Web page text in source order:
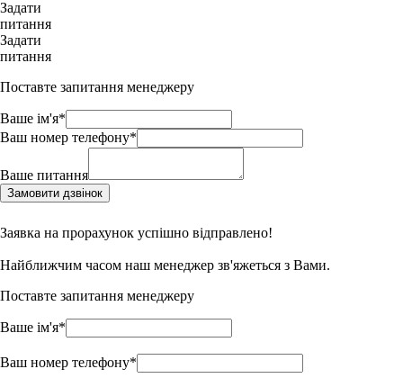
Задати
питання
Задати
питання
Поставте запитання менеджеру
Ваше ім'я*
Ваш номер телефону*
Ваше питання
Замовити дзвінок
Заявка на прорахунок успішно відправлено!
Найближчим часом наш менеджер зв'яжеться з Вами.
Поставте запитання менеджеру
Ваше ім'я*
Ваш номер телефону*